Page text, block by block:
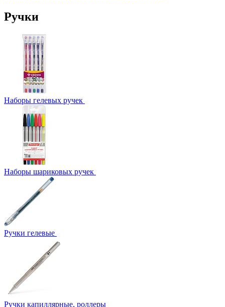
Ручки
Наборы гелевых ручек
Наборы шариковых ручек
Ручки гелевые
Ручки капиллярные, роллеры